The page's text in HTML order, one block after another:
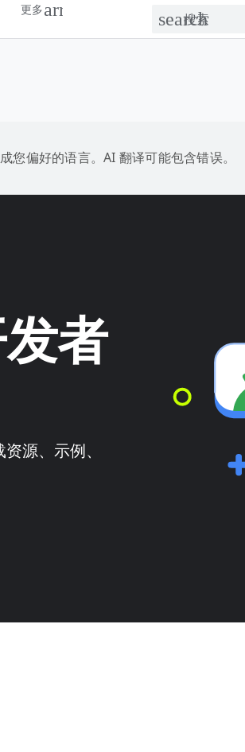
更多
偏好的语言。AI 翻译可能包含错误。
者
源、示例、